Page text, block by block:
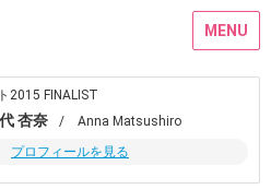
MENU
2015 FINALIST
杏奈
/ Anna Matsushiro
プロフィールを見る